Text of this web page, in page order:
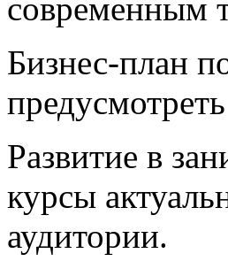
современным
Бизнес-план
Развитие в
курсы
аудитории.